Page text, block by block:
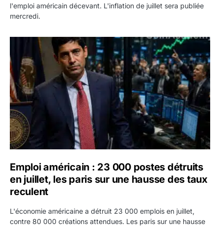
l'emploi américain décevant. L'inflation de juillet sera publiée
mercredi.
Emploi américain : 23 000 postes détruits en juillet, les
Emploi américain : 23 000 postes détruits
en juillet, les paris sur une hausse des taux
reculent
L'économie américaine a détruit 23 000 emplois en juillet,
contre 80 000 créations attendues. Les paris sur une hausse